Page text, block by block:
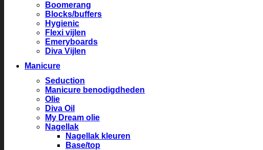
Boomerang
Blocks/buffers
Hygienic
Flexi vijlen
Emeryboards
Diva Vijlen
Manicure
Seduction
Manicure benodigdheden
Olie
Diva Oil
My Dream olie
Nagellak
Nagellak kleuren
Base/top